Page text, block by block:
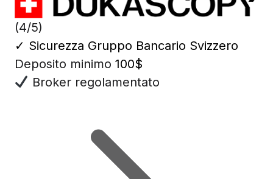
(4/5)
✓ Sicurezza Gruppo Bancario Svizzero
Deposito minimo 100$
Broker regolamentato